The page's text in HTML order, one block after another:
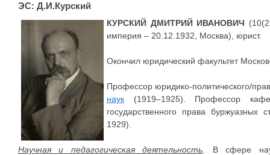
ЭС: Д.И.Курский
КУРСКИЙ ДМИТРИЙ ИВАНОВИЧ
империя – 20.12.1932, Москва), юрист.
Окончил юридический факультет
Профессор юридико-политического/
наук (1919–1925). Профессор
государственного права буржуазных
1929).
Научная и педагогическая деятельность . В сфере